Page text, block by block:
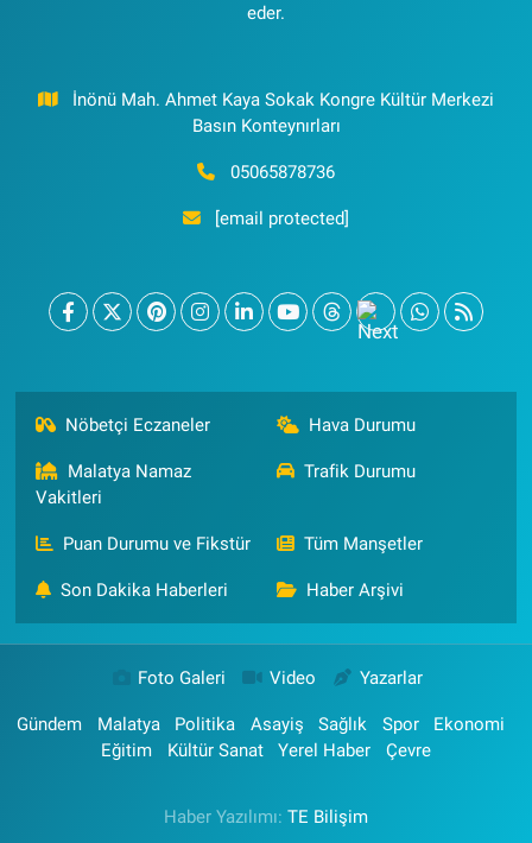
eder.
İnönü Mah. Ahmet Kaya Sokak Kongre Kültür Merkezi
Basın Konteynırları
05065878736
[email protected]
Nöbetçi Eczaneler Hava Durumu
Malatya Namaz
Vakitleri
Trafik Durumu
Puan Durumu ve Fikstür Tüm Manşetler
Son Dakika Haberleri Haber Arşivi
Foto Galeri Video Yazarlar
Gündem Malatya Politika Asayiş Sağlık Spor
Ekonomi
Eğitim
Kültür Sanat Yerel Haber Çevre
Haber Yazılımı: TE Bilişim